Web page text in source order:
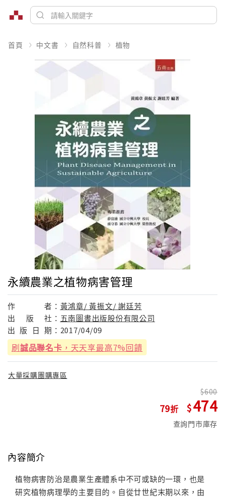
首頁 中文書 自然科普 植物
永續農業之植物病害管理
作 者： 黃鴻章/ 黃振文/ 謝廷芳
出
版 社： 五南圖書出版股份有限公司
出 版 日 期： 2017/04/09
刷誠品聯名卡 ，天天享最高7%回饋
大量採購團購專區
79
600
474
查詢門市庫存
內容簡介
植物病害防治是農業生產體系中不可或缺的一環，也是
研究植物病理學的主要目的。自從廿世紀末期以來，由